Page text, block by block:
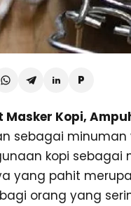
Masker Kopi,
sebagai
kopi
yang pahit
orang yang